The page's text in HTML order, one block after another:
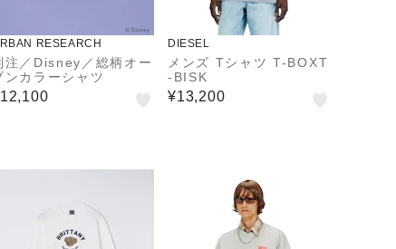
RESEARCH
注／Disney／総柄オー
ンカラーシャツ
DIESEL
メンズ Tシャツ T-BOXT
-BISK
¥13,200